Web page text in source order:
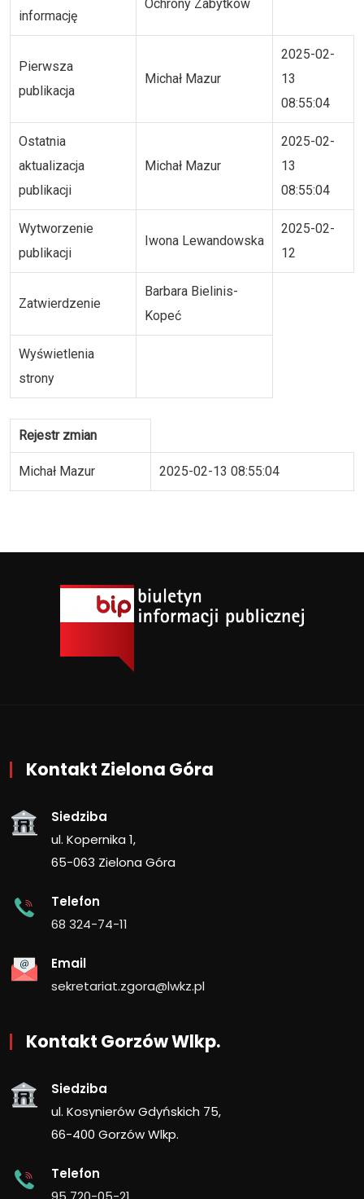
informację
Ochrony Zabytków
Pierwsza
publikacja
Michał Mazur
2025-02-
13
08:55:04
Ostatnia
aktualizacja
publikacji
Michał Mazur
2025-02-
13
08:55:04
Wytworzenie
publikacji
Iwona Lewandowska
2025-02-
12
Zatwierdzenie
Barbara Bielinis-
Kopeć
Wyświetlenia
strony
Rejestr zmian
Michał Mazur 2025-02-13 08:55:04
Kontakt Zielona Góra
Siedziba
ul. Kopernika 1,
65-063 Zielona Góra
Telefon
68 324-74-11
Email
sekretariat.zgora@lwkz.pl
Kontakt Gorzów Wlkp.
Siedziba
ul. Kosynierów Gdyńskich 75,
66-400 Gorzów Wlkp.
Telefon